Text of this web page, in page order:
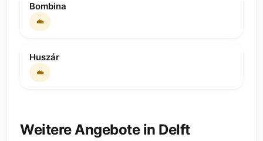
Bombina
☁️
Huszár
☁️
Weitere Angebote in Delft